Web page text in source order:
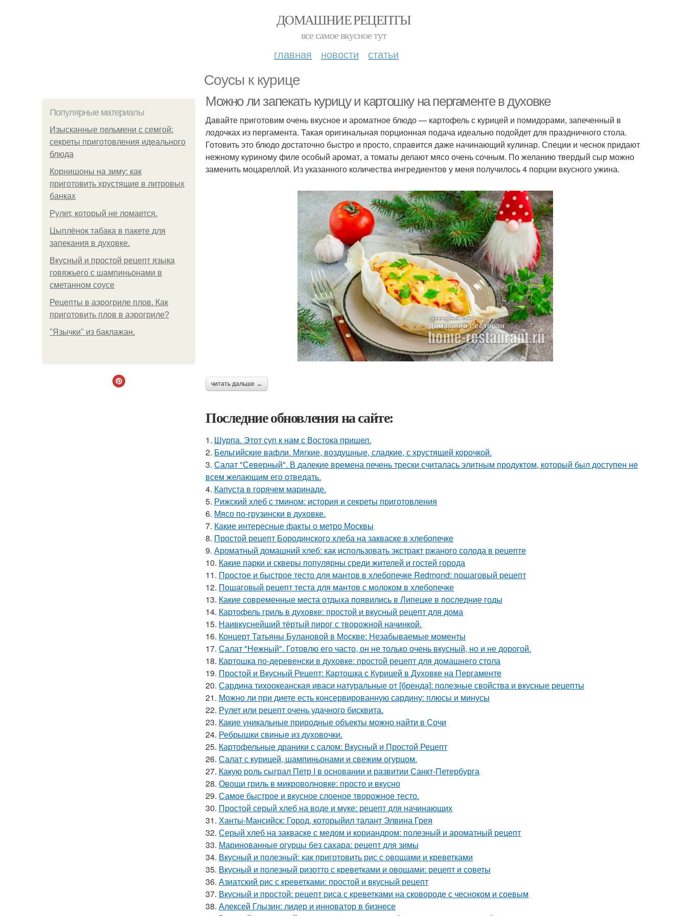
ДОМАШНИЕ РЕЦЕПТЫ
все самое вкусное тут
главная новости статьи
Соусы к курице
Популярные материалы
Изысканные пельмени с семгой:
секреты приготовления идеального
блюда
Корнишоны на зиму: как
приготовить хрустящие в литровых
банках
Рулет, который не ломается.
Цыплёнок табака в пакете для
запекания в духовке.
Вкусный и простой рецепт языка
говяжьего с шампиньонами в
сметанном соусе
Рецепты в аэрогриле плов. Как
приготовить плов в аэрогриле?
"Язычки" из баклажан.
Можно ли запекать курицу и картошку на пергаменте в духовке
Давайте приготовим очень вкусное и ароматное блюдо — картофель с курицей и помидорами, запеченный в
лодочках из пергамента. Такая оригинальная порционная подача идеально подойдет для праздничного стола.
Готовить это блюдо достаточно быстро и просто, справится даже начинающий кулинар. Специи и чеснок придают
нежному куриному филе особый аромат, а томаты делают мясо очень сочным. По желанию твердый сыр можно
заменить моцареллой. Из указанного количества ингредиентов у меня получилось 4 порции вкусного ужина.
читать дальше →
Последние обновления на сайте:
1. Шурпа. Этот суп к нам с Востока пришел.
2. Бельгийские вафли. Мягкие, воздушные, сладкие, с хрустящей корочкой.
3. Салат "Северный". В далекие времена печень трески считалась элитным продуктом, который был доступен не
всем желающим его отведать.
4. Капуста в горячем маринаде.
5. Рижский хлеб с тмином: история и секреты приготовления
6. Мясо по-грузински в духовке.
7. Какие интересные факты о метро Москвы
8. Простой рецепт Бородинского хлеба на закваске в хлебопечке
9. Ароматный домашний хлеб: как использовать экстракт ржаного солода в рецепте
10. Какие парки и скверы популярны среди жителей и гостей города
11. Простое и быстрое тесто для мантов в хлебопечке Redmond: пошаговый рецепт
12. Пошаговый рецепт теста для мантов с молоком в хлебопечке
13. Какие современные места отдыха появились в Липецке в последние годы
14. Картофель гриль в духовке: простой и вкусный рецепт для дома
15. Наивкуснейший тёртый пирог с творожной начинкой.
16. Концерт Татьяны Булановой в Москве: Незабываемые моменты
17. Салат "Нежный". Готовлю его часто, он не только очень вкусный, но и не дорогой.
18. Картошка по-деревенски в духовке: простой рецепт для домашнего стола
19. Простой и Вкусный Рецепт: Картошка с Курицей в Духовке на Пергаменте
20. Сардина тихоокеанская иваси натуральные от [бренда]: полезные свойства и вкусные рецепты
21. Можно ли при диете есть консервированную сардину: плюсы и минусы
22. Рулет или рецепт очень удачного бисквита.
23. Какие уникальные природные объекты можно найти в Сочи
24. Ребрышки свиные из духовочки.
25. Картофельные драники с салом: Вкусный и Простой Рецепт
26. Салат с курицей, шампиньонами и свежим огурцом.
27. Какую роль сыграл Петр I в основании и развитии Санкт-Петербурга
28. Овощи гриль в микроволновке: просто и вкусно
29. Самое быстрое и вкусное слоеное творожное тесто.
30. Простой серый хлеб на воде и муке: рецепт для начинающих
31. Ханты-Мансийск: Город, которыйил талант Элвина Грея
32. Серый хлеб на закваске с медом и кориандром: полезный и ароматный рецепт
33. Маринованные огурцы без сахара: рецепт для зимы
34. Вкусный и полезный: как приготовить рис с овощами и креветками
35. Вкусный и полезный ризотто с креветками и овощами: рецепт и советы
36. Азиатский рис с креветками: простой и вкусный рецепт
37. Вкусный и простой: рецепт риса с креветками на сковороде с чесноком и соевым
38. Алексей Глызин: лидер и инноватор в бизнесе